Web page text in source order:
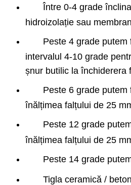
Între 0-4 grade
hidroizolație sau
Peste 4 grade
intervalul 4-10 grade
șnur butilic la închiderera
Peste 6 grade
înălțimea falțului de 25
Peste 12 grade
înălțimea falțului de 25
Peste 14 grade
Tigla ceramică /